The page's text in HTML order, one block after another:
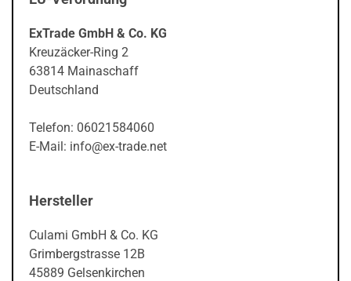
ExTrade GmbH & Co. KG
Kreuzäcker-Ring 2
63814 Mainaschaff
Deutschland
Telefon: 06021584060
E-Mail: info@ex-trade.net
Hersteller
Culami GmbH & Co. KG
Grimbergstrasse 12B
45889 Gelsenkirchen